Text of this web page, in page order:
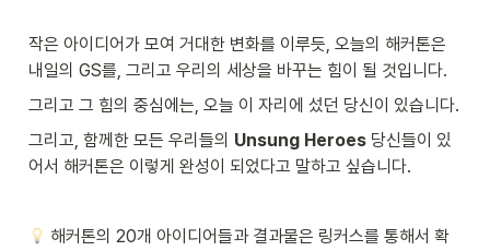
작은 아이디어가 모여 거대한 변화를 이루듯, 오늘의 해커톤은
내일의 GS를, 그리고 우리의 세상을 바꾸는 힘이 될 것입니다.
그리고 그 힘의 중심에는, 오늘 이 자리에 섰던 당신이 있습니다.
그리고, 함께한 모든 우리들의 Unsung Heroes 당신들이 있
어서 해커톤은 이렇게 완성이 되었다고 말하고 싶습니다.
해커톤의 20개 아이디어들과 결과물은 링커스를 통해서 확